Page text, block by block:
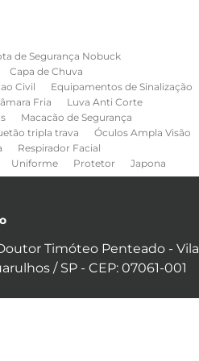
de Segurança Nobuck
Capa de Chuva
Civil
Equipamentos de Sinalização
Fria
Luva Anti Corte
Macacão de Segurança
tripla trava
Óculos Ampla Visão
Respirador Facial
Uniforme Protetor Japona
Timóteo Penteado - Vila
/ SP - CEP: 07061-001